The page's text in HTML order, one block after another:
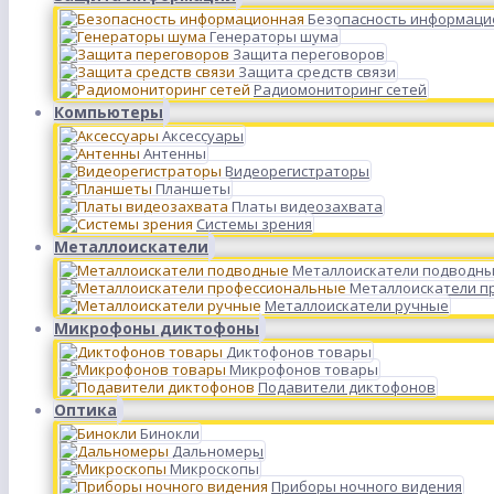
Безопасность
Генераторы шума
Защита переговоров
Защита средств связи
Радиомониторинг сетей
Компьютеры
Аксессуары
Антенны
Видеорегистраторы
Планшеты
Платы видеозахвата
Системы зрения
Металлоискатели
Металлоискатели
Металлоискатели
Металлоискатели ручные
Микрофоны диктофоны
Диктофонов товары
Микрофонов товары
Подавители диктофонов
Оптика
Бинокли
Дальномеры
Микроскопы
Приборы ночного видения